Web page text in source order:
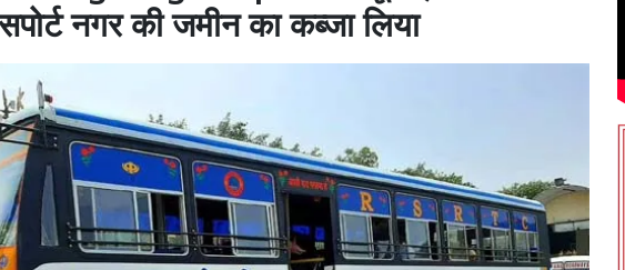
नगर की जमीन का कब्जा लिया